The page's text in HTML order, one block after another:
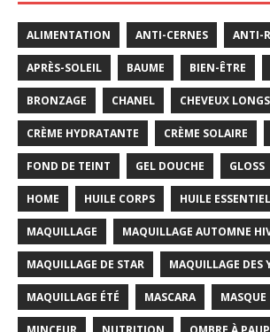
ALIMENTATION ANTI-CERNES ANTI-
APRÈS-SOLEIL BAUME BIEN-ÊTRE
BRONZAGE CHANEL CHEVEUX LONGS
CRÈME HYDRATANTE CRÈME SOLAIRE
FOND DE TEINT GEL DOUCHE GLOSS
HOME HUILE CORPS HUILE
MAQUILLAGE MAQUILLAGE AUTOMNE
MAQUILLAGE DE STAR MAQUILLAGE DES
MAQUILLAGE ÉTÉ MASCARA MASQUE